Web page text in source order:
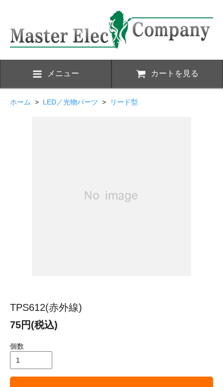
メニュー カートを見る
ホーム > LED／光物パーツ > リード型
TPS612(赤外線)
75円(税込)
個数